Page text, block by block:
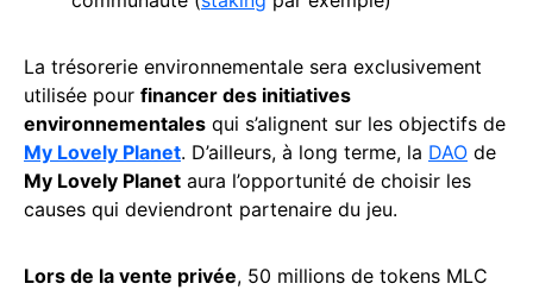
La trésorerie environnementale sera exclusivement
utilisée pour financer des initiatives
environnementales qui s’alignent sur les objectifs de
My Lovely Planet. D’ailleurs, à long terme, la DAO de
My Lovely Planet aura l’opportunité de choisir les
causes qui deviendront partenaire du jeu.
Lors de la vente privée, 50 millions de tokens MLC